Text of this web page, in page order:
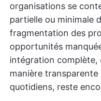
organisations se
partielle ou minimale
fragmentation des
opportunités
intégration complète,
manière
quotidiens, reste